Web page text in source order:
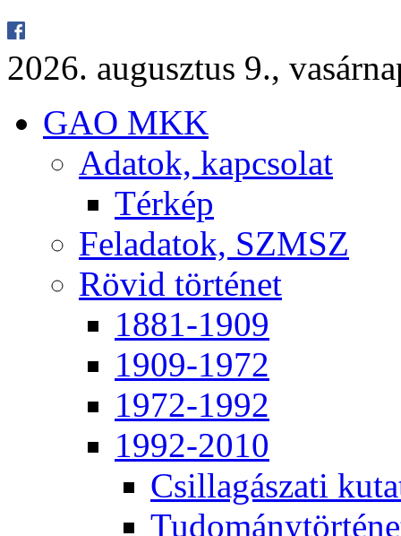
2026. au­gusz­tus 9.,
GAO MKK
Ada­tok, kap­cso­lat
Tér­kép
Fel­ada­tok, SZMSZ
Rö­vid tör­té­net
1881-1909
1909-1972
1972-1992
1992-2010
Csil­la­gá­sza­ti